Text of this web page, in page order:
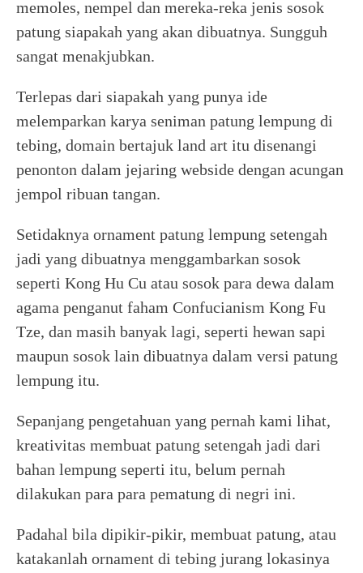
memoles, nempel dan mereka-reka jenis sosok
patung siapakah yang akan dibuatnya. Sungguh
sangat menakjubkan.
Terlepas dari siapakah yang punya ide
melemparkan karya seniman patung lempung di
tebing, domain bertajuk land art itu disenangi
penonton dalam jejaring webside dengan acungan
jempol ribuan tangan.
Setidaknya ornament patung lempung setengah
jadi yang dibuatnya menggambarkan sosok
seperti Kong Hu Cu atau sosok para dewa dalam
agama penganut faham Confucianism Kong Fu
Tze, dan masih banyak lagi, seperti hewan sapi
maupun sosok lain dibuatnya dalam versi patung
lempung itu.
Sepanjang pengetahuan yang pernah kami lihat,
kreativitas membuat patung setengah jadi dari
bahan lempung seperti itu, belum pernah
dilakukan para para pematung di negri ini.
Padahal bila dipikir-pikir, membuat patung, atau
katakanlah ornament di tebing jurang lokasinya